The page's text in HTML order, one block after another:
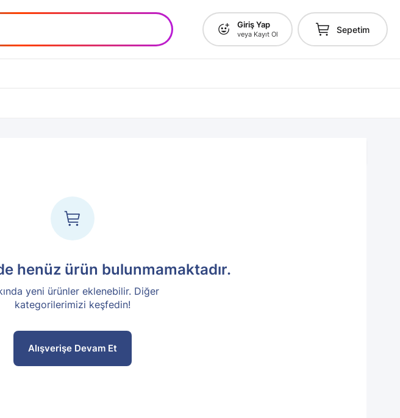
Giriş Yap
veya Kayıt Ol Sepetim
henüz ürün bulunmamaktadır.
yeni ürünler eklenebilir. Diğer
kategorilerimizi keşfedin!
Alışverişe Devam Et